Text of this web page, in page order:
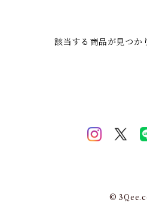
該当する商品が見つか
©